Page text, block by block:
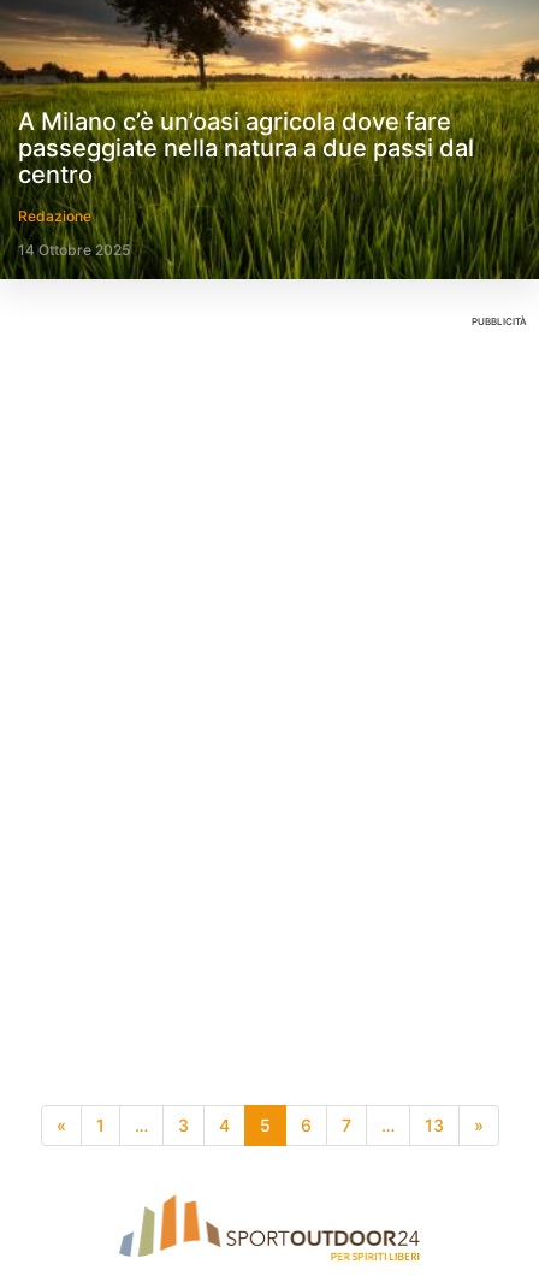
A Milano c’è un’oasi agricola dove fare
passeggiate nella natura a due passi dal
centro
Redazione
14 Ottobre 2025
PUBBLICITÀ
« 1 … 3 4 5 6 7 … 13 »